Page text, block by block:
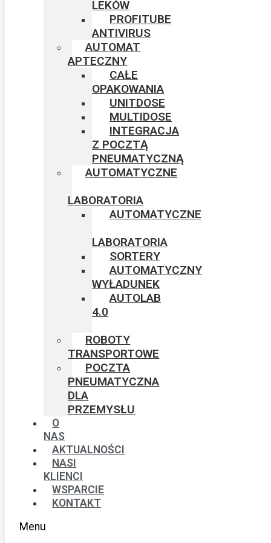
LEKÓW
PROFITUBE
ANTIVIRUS
AUTOMAT
APTECZNY
CAŁE
OPAKOWANIA
UNITDOSE
MULTIDOSE
INTEGRACJA
Z POCZTĄ
PNEUMATYCZNĄ
AUTOMATYCZNE
LABORATORIA
AUTOMATYCZNE
LABORATORIA
SORTERY
AUTOMATYCZNY
WYŁADUNEK​
AUTOLAB
4.0
ROBOTY
TRANSPORTOWE
POCZTA
PNEUMATYCZNA
DLA
PRZEMYSŁU
O
NAS
AKTUALNOŚCI
NASI
KLIENCI
WSPARCIE
KONTAKT
Menu